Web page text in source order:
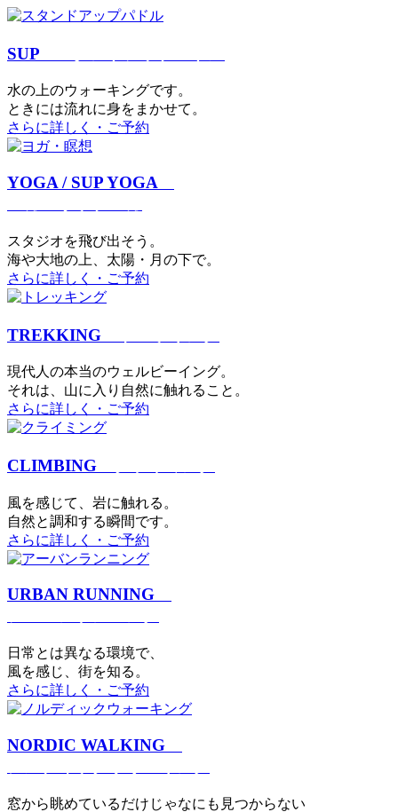
SUP
⽔の上のウォーキングです。
ときには流れに身をまかせて。
さらに詳しく・ご予約
YOGA / SUP YOGA
スタジオを⾶び出そう。
海や大地の上、太陽・⽉の下で。
さらに詳しく・ご予約
TREKKING
現代⼈の本当のウェルビーイング。
それは、⼭に⼊り⾃然に触れること。
さらに詳しく・ご予約
CLIMBING
⾵を感じて、岩に触れる。
⾃然と調和する瞬間です。
さらに詳しく・ご予約
URBAN RUNNING
日常とは異なる環境で、
風を感じ、街を知る。
さらに詳しく・ご予約
NORDIC WALKING
窓から眺めているだけじゃなにも見つからない